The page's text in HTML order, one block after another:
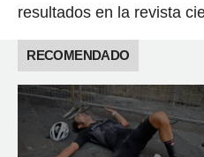
resultados en la revista
RECOMENDADO